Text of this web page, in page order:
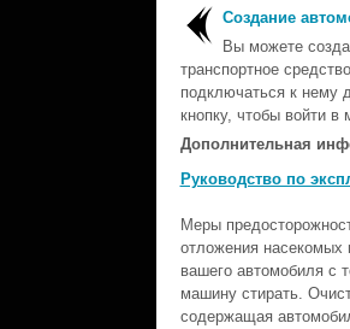
Создание
Вы можете
транспортное
подключаться к нему
кнопку, чтобы войти в
Дополнительная
Руководство по
Меры
отложения насекомых
вашего автомобиля с
машину стирать.
содержащая